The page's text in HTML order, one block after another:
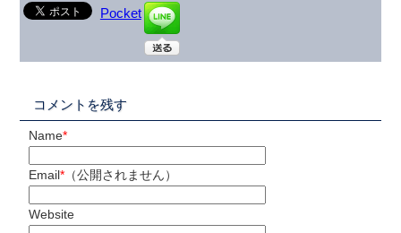
Pocket
コメントを残す
Name*
Email*（公開されません）
Website